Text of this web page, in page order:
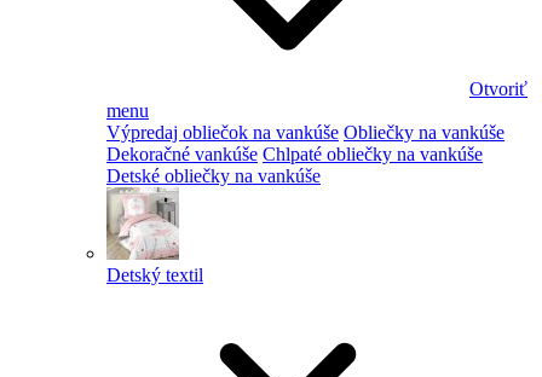
Otvoriť
menu
Výpredaj obliečok na vankúše Obliečky na vankúše
Dekoračné vankúše Chlpaté obliečky na vankúše
Detské obliečky na vankúše
Detský textil